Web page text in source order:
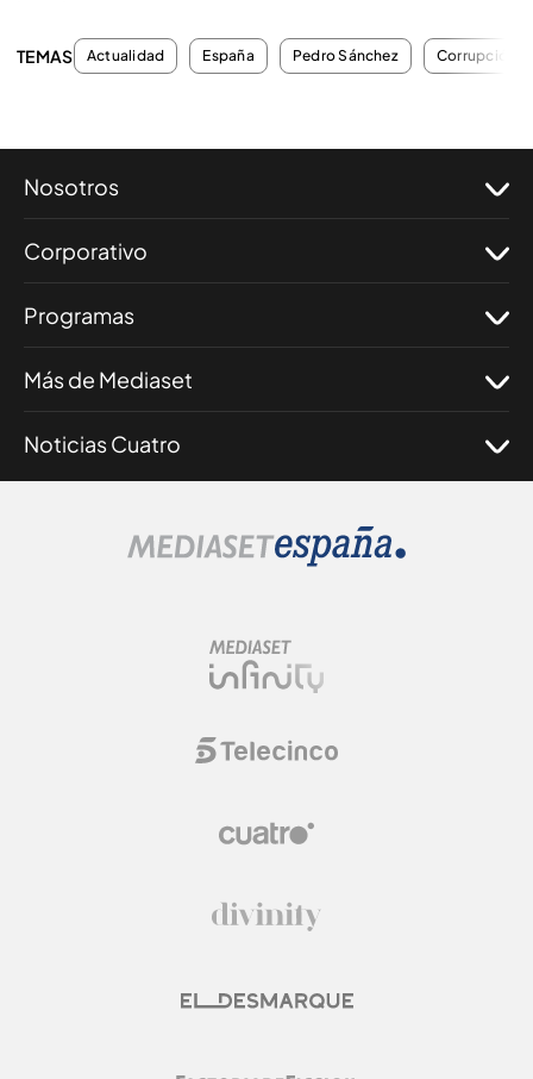
TEMAS Actualidad España Pedro Sánchez Corrupción
Nosotros
Corporativo
Programas
Más de Mediaset
Noticias Cuatro